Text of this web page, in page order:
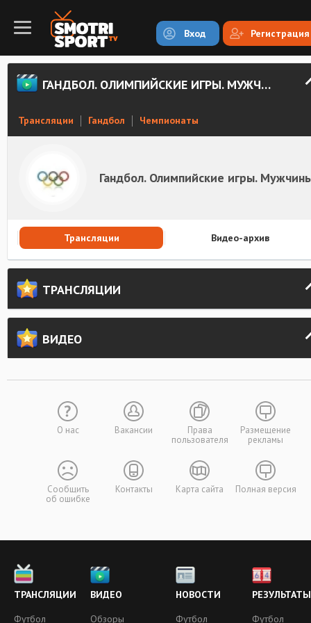
Вход Регистрация
ГАНДБОЛ. ОЛИМПИЙСКИЕ ИГРЫ. МУЖЧИНЫ
Трансляции Гандбол Чемпионаты
Гандбол. Олимпийские игры.
Трансляции Видео-архив
ТРАНСЛЯЦИИ
ВИДЕО
О нас Вакансии
Права
пользователя
Размещение
рекламы
Сообщить
об ошибке
Контакты Карта сайта Полная версия
ТРАНСЛЯЦИИ
Футбол
ВИДЕО
Обзоры
НОВОСТИ
Футбол
РЕЗУЛЬТАТЫ
Футбол